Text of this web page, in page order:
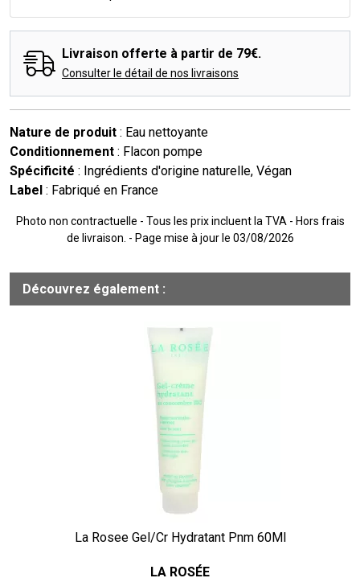
Livraison offerte à partir de 79€.
Consulter le détail de nos livraisons
Nature de produit : Eau nettoyante
Conditionnement : Flacon pompe
Spécificité : Ingrédients d'origine naturelle, Végan
Label : Fabriqué en France
Photo non contractuelle - Tous les prix incluent la TVA - Hors frais
de livraison. - Page mise à jour le 03/08/2026
Découvrez également :
La Rosee Gel/Cr Hydratant Pnm 60Ml
LA ROSÉE